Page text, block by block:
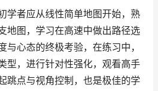
学者应从线性简单地图开始，熟
地图，学习在高速中做出路径选
与心态的终极考验，在练习中，
型，进行针对性强化，观看高手
跳点与视角控制，也是极佳的学